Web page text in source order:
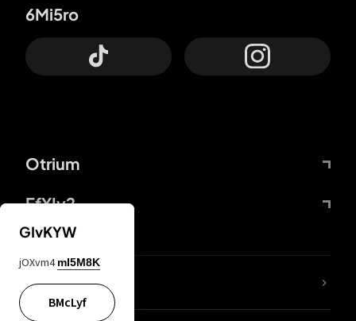
Otrium
FfYIy2
6Mi5ro
ZbBJcb
GIvKYW
jOXvm4 mI5M8K
BMcLyf